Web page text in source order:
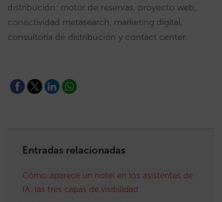
distribución: motor de reservas, proyecto web,
conectividad metasearch, marketing digital,
consultoría de distribución y contact center.
Entradas relacionadas
Cómo aparece un hotel en los asistentes de
IA: las tres capas de visibilidad